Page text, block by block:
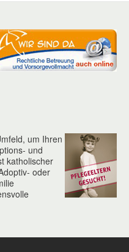
um Ihren
und
katholischer
oder